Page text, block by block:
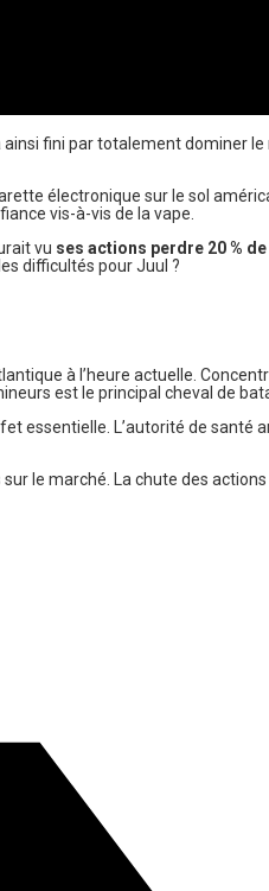
fini par totalement dominer
électronique sur le sol
vis-à-vis de la vape.
vu ses actions perdre 20 %
difficultés pour Juul ?
à l’heure actuelle.
est le principal cheval de
essentielle. L’autorité de santé
sur le marché. La chute des